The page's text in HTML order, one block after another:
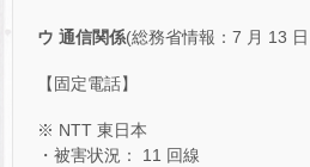
ウ 通信関係(総務省情報：7 月 13 日
【固定電話】
※ NTT 東日本
・被害状況： 11 回線